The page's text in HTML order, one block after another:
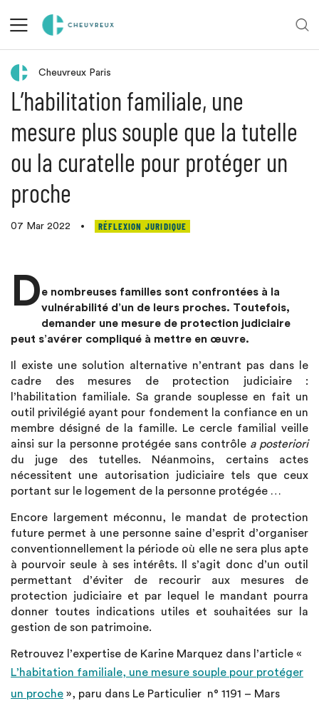
Retour aux actualités
Cheuvreux Paris
L’habilitation familiale, une
mesure plus souple que la tutelle
ou la curatelle pour protéger un
proche
07 Mar 2022 • RÉFLEXION JURIDIQUE
De nombreuses familles sont confrontées à la
vulnérabilité d’un de leurs proches. Toutefois,
demander une mesure de protection judiciaire
peut s’avérer compliqué à mettre en œuvre.
Il existe une solution alternative n’entrant pas dans le
cadre des mesures de protection judiciaire :
l’habilitation familiale. Sa grande souplesse en fait un
outil privilégié ayant pour fondement la confiance en un
membre désigné de la famille. Le cercle familial veille
ainsi sur la personne protégée sans contrôle a posteriori
du juge des tutelles. Néanmoins, certains actes
nécessitent une autorisation judiciaire tels que ceux
portant sur le logement de la personne protégée …
Encore largement méconnu, le mandat de protection
future permet à une personne saine d’esprit d’organiser
conventionnellement la période où elle ne sera plus apte
à pourvoir seule à ses intérêts. Il s’agit donc d’un outil
permettant d’éviter de recourir aux mesures de
protection judiciaire et par lequel le mandant pourra
donner toutes indications utiles et souhaitées sur la
gestion de son patrimoine.
Retrouvez l’expertise de Karine Marquez dans l’article «
L’habitation familiale, une mesure souple pour protéger
un proche », paru dans Le Particulier n° 1191 – Mars